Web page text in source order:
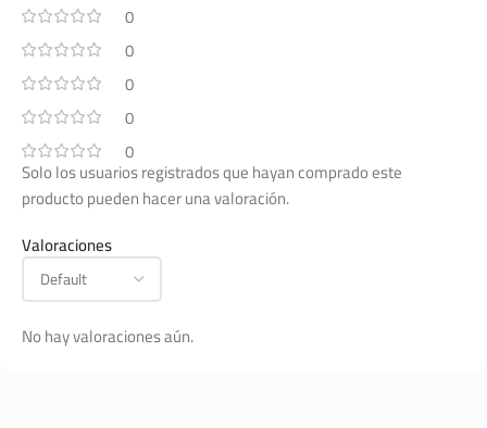
0
0
0
0
0
Valoraciones
No hay valoraciones aún.
Solo los usuarios registrados que hayan comprado este
producto pueden hacer una valoración.